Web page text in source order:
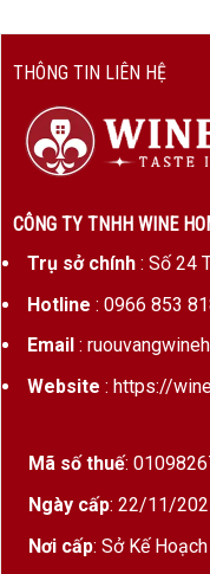
THÔNG TIN LIÊN HỆ
CÔNG TY TNHH WINE
Trụ sở chính: Số 24
Hotline : 0966 853
Email :
Website : https://
Mã số thuế:
Ngày cấp: 22/11/
Nơi cấp: Sở Kế